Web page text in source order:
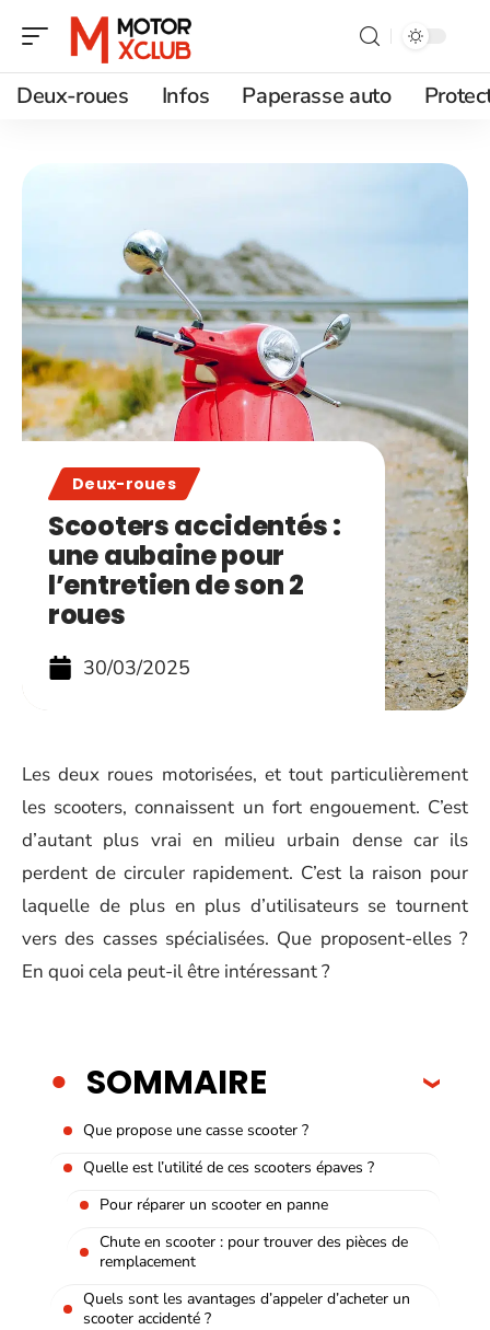
Deux-roues Infos Paperasse auto
Deux-roues
Scooters accidentés :
une aubaine pour
l’entretien de son 2
roues
30/03/2025
Les deux roues motorisées, et tout particulièrement
les scooters, connaissent un fort engouement. C’est
d’autant plus vrai en milieu urbain dense car ils
perdent de circuler rapidement. C’est la raison pour
laquelle de plus en plus d’utilisateurs se tournent
vers des casses spécialisées. Que proposent-elles ?
En quoi cela peut-il être intéressant ?
SOMMAIRE
Que propose une casse scooter ?
Quelle est l’utilité de ces scooters épaves ?
Pour réparer un scooter en panne
Chute en scooter : pour trouver des pièces de
remplacement
Quels sont les avantages d’appeler d’acheter un
scooter accidenté ?